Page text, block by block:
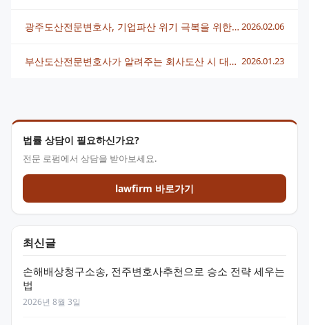
법률 상담이 필요하신가요?
전문 로펌에서 상담을 받아보세요.
lawfirm 바로가기
최신글
손해배상청구소송, 전주변호사추천으로 승소 전략 세우는
법
2026년 8월 3일
광주도산전문변호사, 기업파산 위기 극복을 위한 실전 전략 알아보기 2026.02.06
부산도산전문변호사가 알려주는 회사도산 시 대처법과 회생 전략 2026.01.23